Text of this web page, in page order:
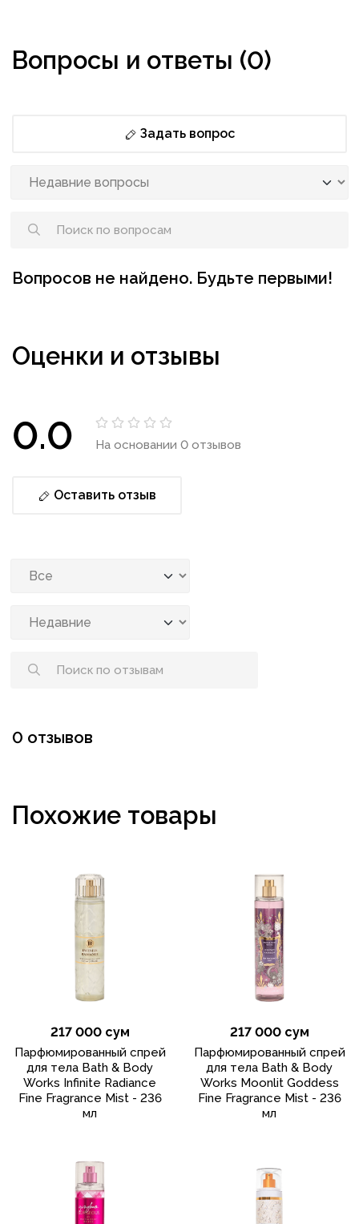
Вопросы и ответы (0)
Задать вопрос
Вопросов не найдено. Будьте первыми!
Оценки и отзывы
0.0 На основании 0 отзывов
Оставить отзыв
0 отзывов
Похожие товары
217 000 сум
Парфюмированный спрей
для тела Bath & Body
Works Infinite Radiance
Fine Fragrance Mist - 236
мл
217 000 сум
Парфюмированный спрей
для тела Bath & Body
Works Moonlit Goddess
Fine Fragrance Mist - 236
мл